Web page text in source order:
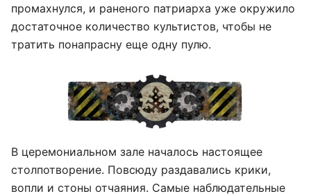
промахнулся, и раненого патриарха уже окружило
достаточное количество культистов, чтобы не
тратить понапрасну еще одну пулю.
В церемониальном зале началось настоящее
столпотворение. Повсюду раздавались крики,
вопли и стоны отчаяния. Самые наблюдательные